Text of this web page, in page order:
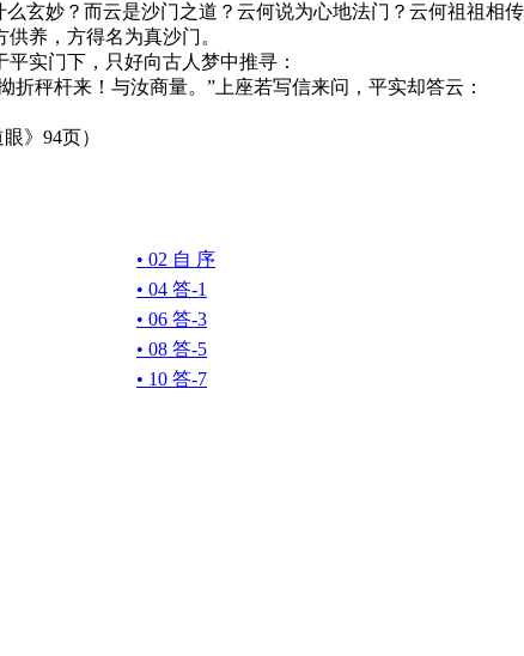
妙？而云是沙门之道？云何说为心地法门？云何祖祖相
养，方得名为真沙门。
实门下，只好向古人梦中推寻：
秤杆来！与汝商量。”上座若写信来问，平实却答云：
》94页）
• 02 自 序
• 04 答-1
• 06 答-3
• 08 答-5
• 10 答-7